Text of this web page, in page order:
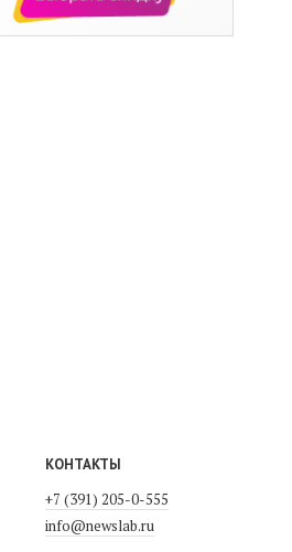
КОНТАКТЫ
+7 (391) 205-0-555
info@newslab.ru